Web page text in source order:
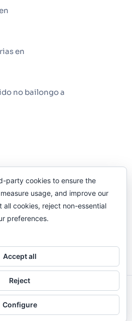
en
no bailongo a
puede tener teléfono, que
2025. Todos Los Derechos
Reservados.
party cookies to ensure the
usage, and improve our
all cookies, reject non-essential
preferences.
Accept all
Reject
Configure